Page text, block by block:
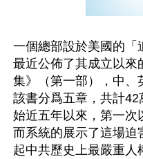
一個總部設於美國的「
最近公佈了其成立以
集》（第一部），中、
該書分爲五章，共計
始近五年以來，第一次
而系統的展示了這場迫
起中共歷史上最嚴重人